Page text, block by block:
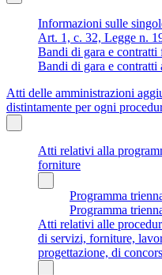
Informazioni sulle
Art. 1, c. 32, Legge n.
Bandi di gara e
Bandi di gara e contratti
Atti delle amministrazioni
distintamente per ogni
Atti relativi alla
forniture
Programma
Programma
Atti relativi alle
di servizi, forniture,
progettazione, di